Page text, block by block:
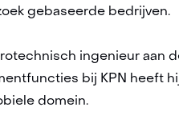
gebaseerde bedrijven.
ingenieur aan
bij KPN heeft
domein.